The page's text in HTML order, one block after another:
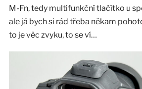
M-Fn, tedy multifunkční tlačítko u
ale já bych si rád třeba někam
to je věc zvyku, to se ví…